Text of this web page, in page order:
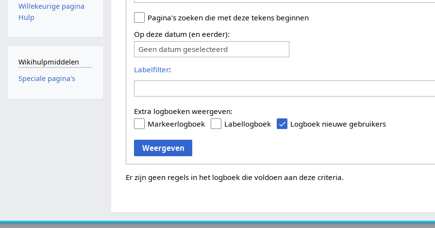
Pagina's zoeken die met deze tekens beginnen
Op deze datum (en eerder):
Geen datum geselecteerd
Labelfilter:
Extra logboeken weergeven:
Markeerlogboek
Labellogboek Logboek nieuwe gebruikers
Weergeven
Er zijn geen regels in het logboek die voldoen aan deze criteria.
Willekeurige pagina
Hulp
Wikihulpmiddelen
Speciale pagina's